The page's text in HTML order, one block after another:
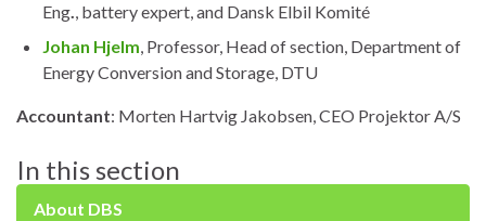
Eng., battery expert, and Dansk Elbil Komité
Johan Hjelm, Professor, Head of section, Department of
Energy Conversion and Storage, DTU
Accountant: Morten Hartvig Jakobsen, CEO Projektor A/S
In this section
About DBS